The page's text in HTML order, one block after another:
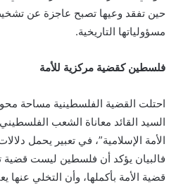
حين تفقد وعيها تصبح عاجزة عن
مسؤولياتها التاريخية.
فلسطين كقضية مركزية للأمة
احتلت القضية الفلسطينية مساحة
السيد القائد معاناة الشعب
الأمة الإسلامية”، في تعبير يحمل
فالبيان يؤكد أن فلسطين ليست
قضية الأمة بأكملها، وأن التخلي